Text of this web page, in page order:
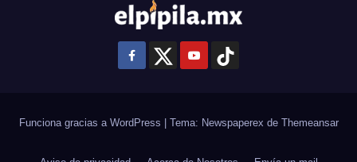
Funciona gracias a WordPress Tema: Newspaperex de Themeansar